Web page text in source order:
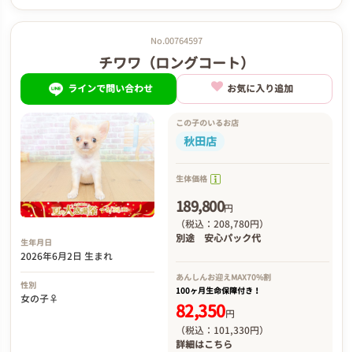
No.00764597
チワワ（ロングコート）
ラインで問い合わせ お気に入り追加
生年月日
2026年6月2日 生まれ
性別
女の子♀
この子のいるお店
秋田店
生体価格
189,800円
（税込：208,780円）
別途 安心パック代
あんしんお迎えMAX70%割
100ヶ月生命保障付き！
82,350円
（税込：101,330円）
詳細はこちら